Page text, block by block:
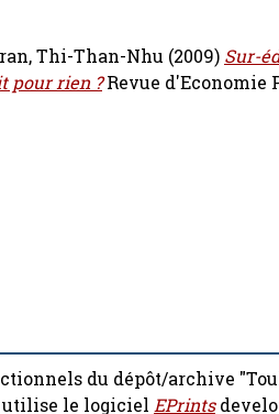
Thi-Than-Nhu (2009) Sur-
pour rien ? Revue d'Economie
du dépôt/archive
utilise le logiciel EPrints